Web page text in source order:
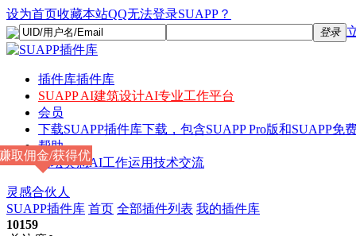
设为首页收藏本站QQ无法登录SUAPP？
登录
插件库插件库
SUAPP AI建筑设计AI专业工作平台
会员
下载SUAPP插件库下载，包含SUAPP Pro版和SUAPP免
帮助
论坛灵感AI工作运用技术交流
灵感合伙人
取佣金/获得优
惠
SUAPP插件库 首页 全部插件列表 我的插件库
10159